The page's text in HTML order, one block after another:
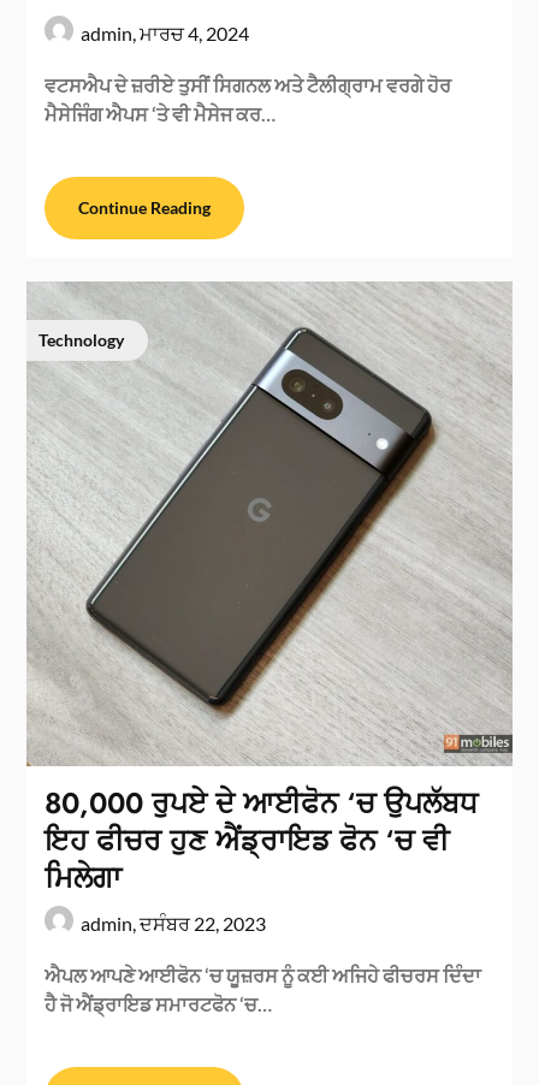
admin,ਮਾਰਚ 4, 2024
ਵਟਸਐਪ ਦੇ ਜ਼ਰੀਏ ਤੁਸੀਂ ਸਿਗਨਲ ਅਤੇ ਟੈਲੀਗ੍ਰਾਮ ਵਰਗੇ ਹੋਰ
ਮੈਸੇਜਿੰਗ ਐਪਸ ‘ਤੇ ਵੀ ਮੈਸੇਜ ਕਰ…
Continue Reading
Technology
80,000 ਰੁਪਏ ਦੇ ਆਈਫੋਨ ‘ਚ ਉਪਲੱਬਧ
ਇਹ ਫੀਚਰ ਹੁਣ ਐਂਡ੍ਰਾਇਡ ਫੋਨ ‘ਚ ਵੀ
ਮਿਲੇਗਾ
admin,ਦਸੰਬਰ 22, 2023
ਐਪਲ ਆਪਣੇ ਆਈਫੋਨ ‘ਚ ਯੂਜ਼ਰਸ ਨੂੰ ਕਈ ਅਜਿਹੇ ਫੀਚਰਸ ਦਿੰਦਾ
ਹੈ ਜੋ ਐਂਡ੍ਰਾਇਡ ਸਮਾਰਟਫੋਨ ‘ਚ…